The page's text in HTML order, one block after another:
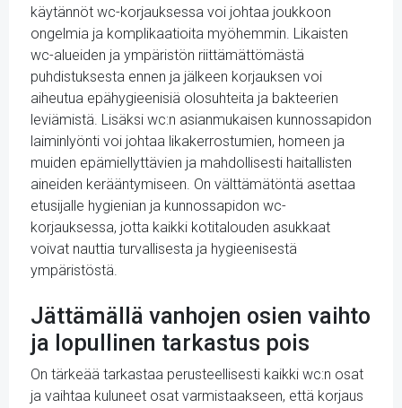
käytännöt wc-korjauksessa voi johtaa joukkoon
ongelmia ja komplikaatioita myöhemmin. Likaisten
wc-alueiden ja ympäristön riittämättömästä
puhdistuksesta ennen ja jälkeen korjauksen voi
aiheutua epähygieenisiä olosuhteita ja bakteerien
leviämistä. Lisäksi wc:n asianmukaisen kunnossapidon
laiminlyönti voi johtaa likakerrostumien, homeen ja
muiden epämiellyttävien ja mahdollisesti haitallisten
aineiden kerääntymiseen. On välttämätöntä asettaa
etusijalle hygienian ja kunnossapidon wc-
korjauksessa, jotta kaikki kotitalouden asukkaat
voivat nauttia turvallisesta ja hygieenisestä
ympäristöstä.
Jättämällä vanhojen osien vaihto
ja lopullinen tarkastus pois
On tärkeää tarkastaa perusteellisesti kaikki wc:n osat
ja vaihtaa kuluneet osat varmistaakseen, että korjaus